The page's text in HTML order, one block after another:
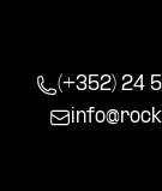
(+352) 24